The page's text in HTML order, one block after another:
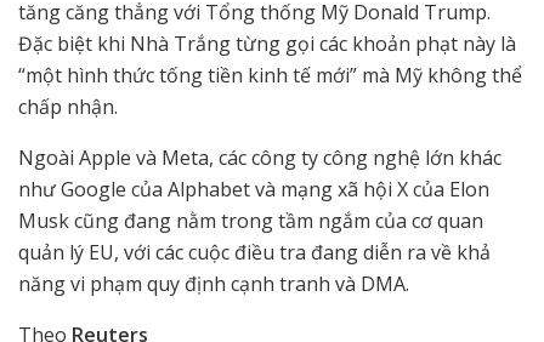
tăng căng thẳng với Tổng thống Mỹ Donald Trump.
Đặc biệt khi Nhà Trắng từng gọi các khoản phạt này là
“một hình thức tống tiền kinh tế mới” mà Mỹ không thể
chấp nhận.
Ngoài Apple và Meta, các công ty công nghệ lớn khác
như Google của Alphabet và mạng xã hội X của Elon
Musk cũng đang nằm trong tầm ngắm của cơ quan
quản lý EU, với các cuộc điều tra đang diễn ra về khả
năng vi phạm quy định cạnh tranh và DMA.
Theo Reuters